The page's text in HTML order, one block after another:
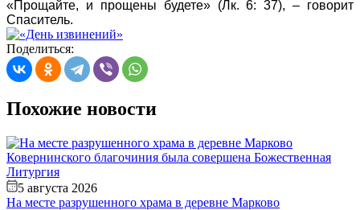
«Прощайте, и прощены будете» (Лк. 6: 37), – говорит
Спаситель.
Поделиться:
Похожие новости
5 августа 2026
На месте разрушенного храма в деревне Марково